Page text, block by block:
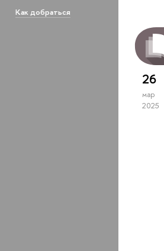
Как добраться
26
мар
2025